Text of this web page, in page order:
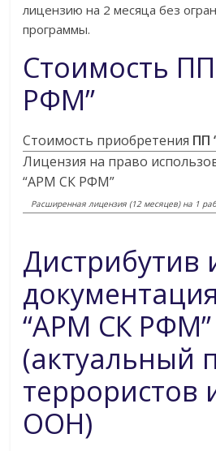
лицензию на 2 месяца без
программы.
Стоимость
РФМ”
Стоимость приобретения ПП
Лицензия на право
“АРМ СК РФМ”
Расширенная лицензия (12 месяцев) на 1
Дистрибутив
“АРМ СК РФМ”
(актуальный
террористов
ООН)